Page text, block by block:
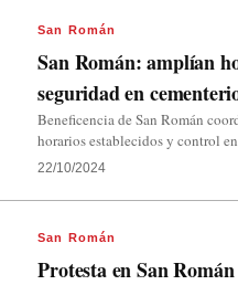
San Román
San Román: amplían
seguridad en
Beneficencia de San Román
horarios establecidos y control
22/10/2024
San Román
Protesta en San